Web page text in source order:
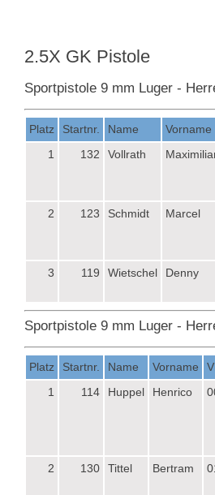
2.5X GK Pistole
Sportpistole 9 mm Luger -
Platz Startnr. Name Vorname
1
132 Vollrath
2 123 Schmidt Marcel
3 119 Wietschel Denny
Sportpistole 9 mm Luger -
Platz Startnr. Name Vorname
1
114 Huppel Henrico
2 130 Tittel Bertram